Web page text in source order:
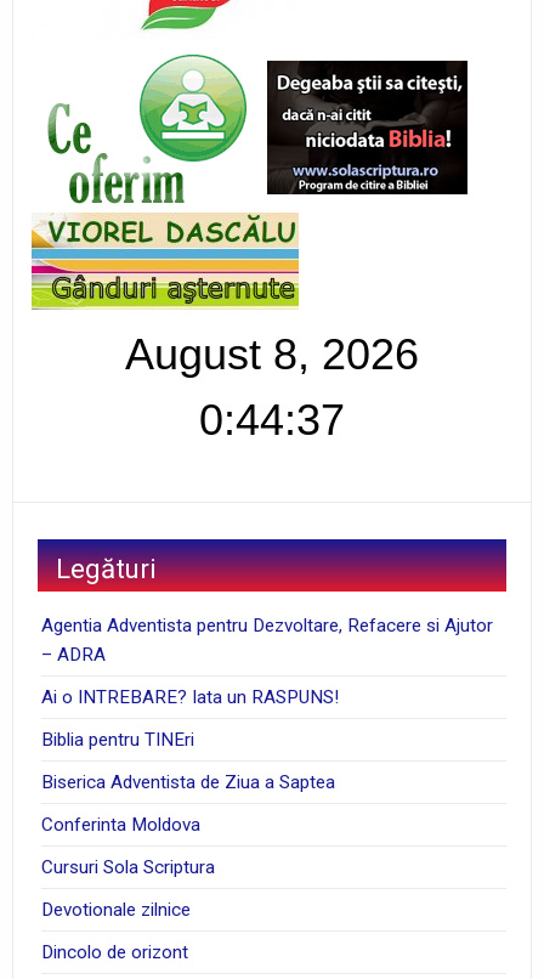
August 8, 2026
0:44:37
Legături
Agentia Adventista pentru Dezvoltare, Refacere si Ajutor
– ADRA
Ai o INTREBARE? Iata un RASPUNS!
Biblia pentru TINEri
Biserica Adventista de Ziua a Saptea
Conferinta Moldova
Cursuri Sola Scriptura
Devotionale zilnice
Dincolo de orizont